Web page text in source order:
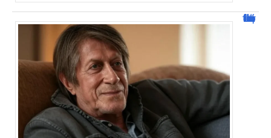
Jacques Dutronc fortune : estimation et sources de richesse !